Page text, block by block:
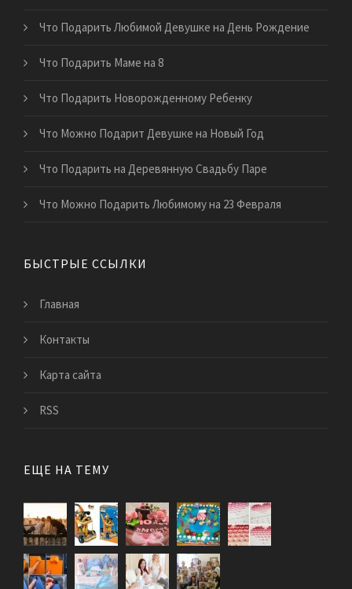
Что Подарить Любимой Девушке на День Рождение
Что Подарить Маме на 8
Что Подарить Новорожденному Ребенку
Что Можно Подарит Девушке на Новый Год
Что Подарить на Деревянную Свадьбу Паре
Что Можно Подарить Любимому на 23 Февраля
БЫСТРЫЕ ССЫЛКИ
Главная
Контакты
Карта сайта
RSS
ЕЩЕ НА ТЕМУ